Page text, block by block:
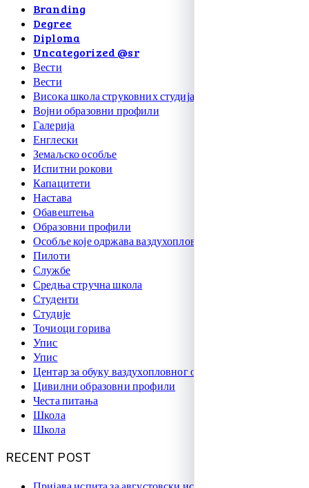
Branding
Degree
Diploma
Uncategorized @sr
Вести
Вести
Висока школа струковних студија
Војни образовни профили
Галерија
Енглески
Земаљско особље
Испитни рокови
Капацитети
Настава
Обавештења
Образовни профили
Особље које одржава ваздухоплове
Пилоти
Службе
Средња стручна школа
Студенти
Студије
Точиоци горива
Упис
Упис
Центар за обуку ваздухопловног особља
Цивилни образовни профили
Честа питања
Школа
Школа
RECENT POST